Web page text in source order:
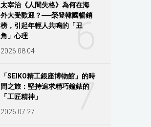
6
太宰治《人間失格》為何在海
外大受歡迎？──榮登韓國暢銷
榜，引起年輕人共鳴的「丑
角」心理
2026.08.04
7
「SEIKO精工銀座博物館」的時
間之旅：堅持追求精巧鐘錶的
「工匠精神」
2026.07.27